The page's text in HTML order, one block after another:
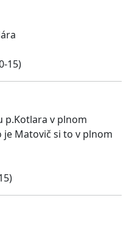
15)
p.Kotlara v plnom
je Matovič si to v plnom